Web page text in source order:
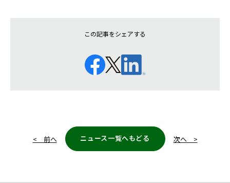
この記事をシェアする
< 前へ ニュース一覧へもどる 次へ >